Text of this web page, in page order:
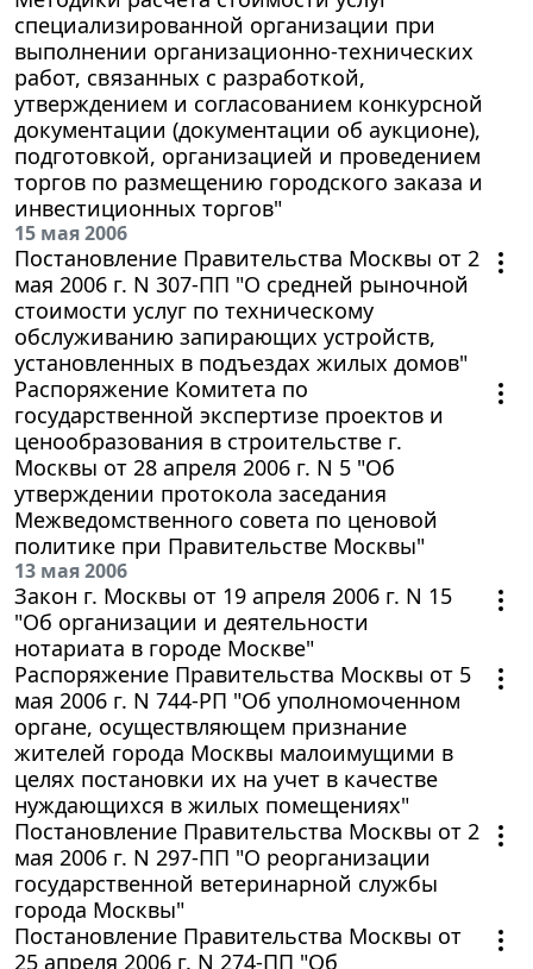
специализированной организации при
выполнении организационно-технических
работ, связанных с разработкой,
утверждением и согласованием конкурсной
документации (документации об аукционе),
подготовкой, организацией и проведением
торгов по размещению городского заказа и
инвестиционных торгов"
15 мая 2006
Постановление Правительства Москвы от 2
мая 2006 г. N 307-ПП "О средней рыночной
стоимости услуг по техническому
обслуживанию запирающих устройств,
установленных в подъездах жилых домов"
Распоряжение Комитета по
государственной экспертизе проектов и
ценообразования в строительстве г.
Москвы от 28 апреля 2006 г. N 5 "Об
утверждении протокола заседания
Межведомственного совета по ценовой
политике при Правительстве Москвы"
13 мая 2006
Закон г. Москвы от 19 апреля 2006 г. N 15
"Об организации и деятельности
нотариата в городе Москве"
Распоряжение Правительства Москвы от 5
мая 2006 г. N 744-РП "Об уполномоченном
органе, осуществляющем признание
жителей города Москвы малоимущими в
целях постановки их на учет в качестве
нуждающихся в жилых помещениях"
Постановление Правительства Москвы от 2
мая 2006 г. N 297-ПП "О реорганизации
государственной ветеринарной службы
города Москвы"
Постановление Правительства Москвы от
25 апреля 2006 г. N 274-ПП "Об